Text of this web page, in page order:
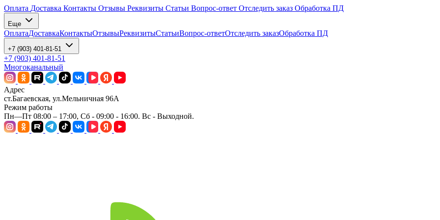
Оплата Доставка Контакты Отзывы Реквизиты Статьи Вопрос-ответ Отследить заказ Обработка ПД
Еще
ОплатаДоставкаКонтактыОтзывыРеквизитыСтатьиВопрос-ответОтследить заказОбработка ПД
+7 (903) 401-81-51
+7 (903) 401-81-51
Многоканальный
Адрес
ст.Багаевская, ул.Мельничная 96А
Режим работы
Пн—Пт 08:00 – 17:00, Сб - 09:00 - 16:00. Вс - Выходной.